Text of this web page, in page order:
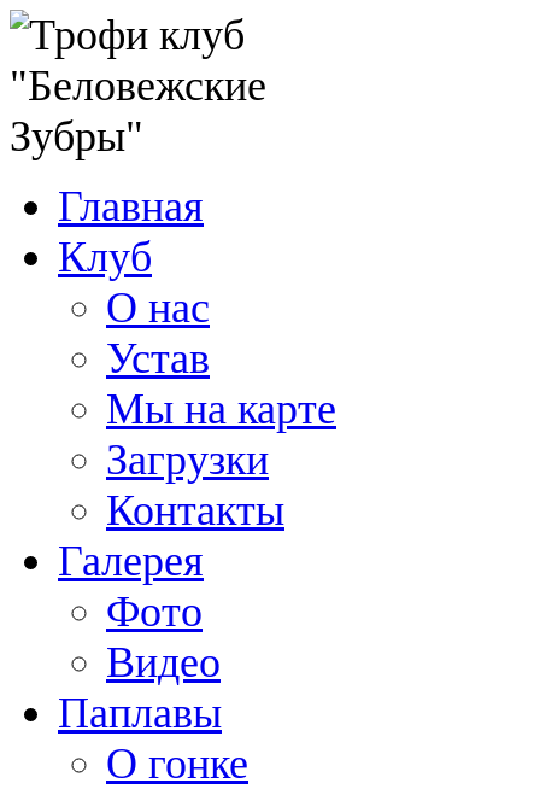
Главная
Клуб
О нас
Устав
Мы на карте
Загрузки
Контакты
Галерея
Фото
Видео
Паплавы
О гонке